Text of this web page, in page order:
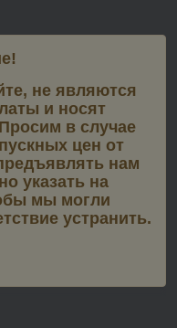
не являются
и носят
в случае
цен от
нам
указать на
мы могли
устранить.